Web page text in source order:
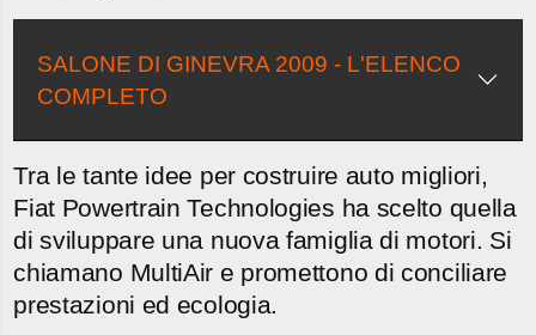
SALONE DI GINEVRA 2009 - L'ELENCO
COMPLETO
Tra le tante idee per costruire auto migliori,
Fiat Powertrain Technologies ha scelto quella
di sviluppare una nuova famiglia di motori. Si
chiamano MultiAir e promettono di conciliare
prestazioni ed ecologia.